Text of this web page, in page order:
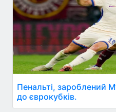
Пенальті, зароблений
до єврокубків.